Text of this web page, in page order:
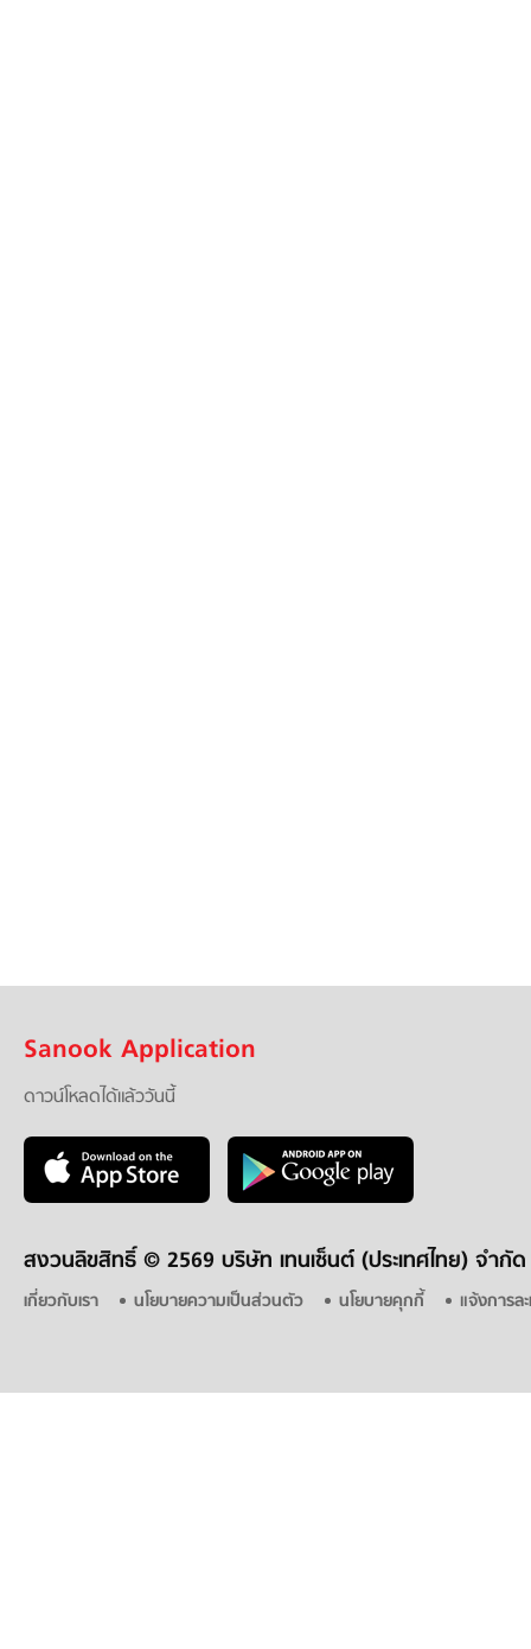
Sanook Application
ดาวน์โหลดได้แล้ววันนี้
สงวนลิขสิทธิ์ © 2569 บริษัท เทนเซ็นต์ (ประเทศไทย) จำกัด
เกี่ยวกับเรา นโยบายความเป็นส่วนตัว นโยบายคุกกี้ แจ้งการล